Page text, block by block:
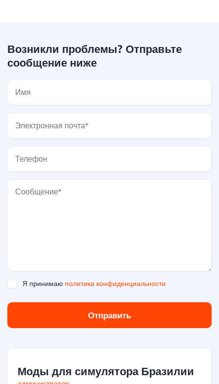
Возникли проблемы? Отправьте
сообщение ниже
Я принимаю политика конфиденциальности
Отправить
Моды для симулятора Бразилии